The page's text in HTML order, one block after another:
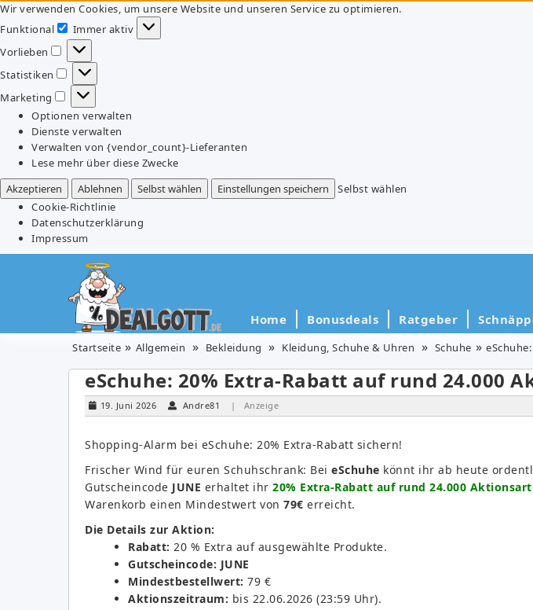
Wir verwenden Cookies, um unsere Website und unseren Service zu optimieren.
Funktional
Funktional
Immer aktiv
Vorlieben
Vorlieben
Statistiken
Statistiken
Marketing
Marketing
Optionen verwalten
Dienste verwalten
Verwalten von {vendor_count}-Lieferanten
Lese mehr über diese Zwecke
Akzeptieren
Ablehnen Selbst wählen Einstellungen speichern
Selbst wählen
Cookie-Richtlinie
Datenschutzerklärung
Impressum
Home Bonusdeals Ratgeber
Startseite Allgemein Bekleidung Kleidung, Schuhe & Uhren Schuhe
eSchuhe: 20% Extra-Rabatt auf rund 24.000
19. Juni 2026 Andre81 | Anzeige
Shopping-Alarm bei eSchuhe: 20% Extra-Rabatt sichern!
Frischer Wind für euren Schuhschrank: Bei eSchuhe könnt ihr ab heute
Gutscheincode JUNE erhaltet ihr 20% Extra-Rabatt auf rund 24.000
Warenkorb einen Mindestwert von 79€ erreicht.
Die Details zur Aktion:
Rabatt: 20 % Extra auf ausgewählte Produkte.
Gutscheincode: JUNE
Mindestbestellwert: 79 €
Aktionszeitraum: bis 22.06.2026 (23:59 Uhr).